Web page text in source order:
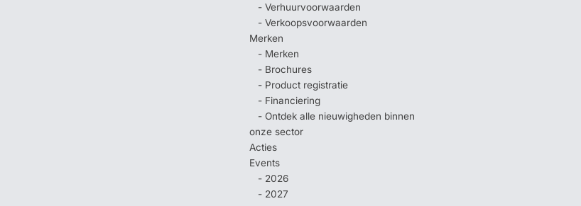
- Verhuurvoorwaarden
- Verkoopsvoorwaarden
Merken
- Merken
- Brochures
- Product registratie
- Financiering
- Ontdek alle nieuwigheden binnen
onze sector
Acties
Events
- 2026
- 2027